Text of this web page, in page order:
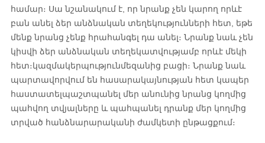
համար։ Սա նշանակում է, որ նրանք չեն կարող որևէ
բան անել ձեր անձնական տեղեկությունների հետ, եթե
մենք նրանց չենք հրահանգել դա անել։ Նրանք նաև չեն
կիսվի ձեր անձնական տեղեկատվությամբ որևէ մեկի
հետ։կազմակերպությունմեզանից բացի։ Նրանք նաև
պարտավորվում են հասարակայնության հետ կապեր
հաստատելպաշտպանել մեր անունից նրանց կողմից
պահվող տվյալները և պահպանել դրանք մեր կողմից
տրված հանձնարարականի ժամկետի ընթացքում։